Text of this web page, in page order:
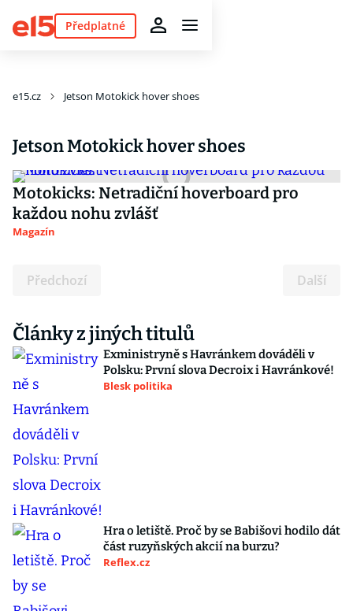
Předplatné
e15.cz Jetson Motokick hover shoes
Jetson Motokick hover shoes
Motokicks: Netradiční hoverboard pro
každou nohu zvlášť
Magazín
Předchozí Další
Články z jiných titulů
Exministryně s Havránkem dováděli v
Polsku: První slova Decroix i Havránkové!
Blesk politika
Hra o letiště. Proč by se Babišovi hodilo dát
část ruzyňských akcií na burzu?
Reflex.cz